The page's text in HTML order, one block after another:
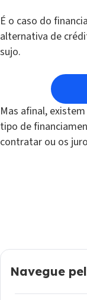
É o caso do
alternativa de
sujo.
Mas afinal,
tipo de
contratar ou os
Navegue